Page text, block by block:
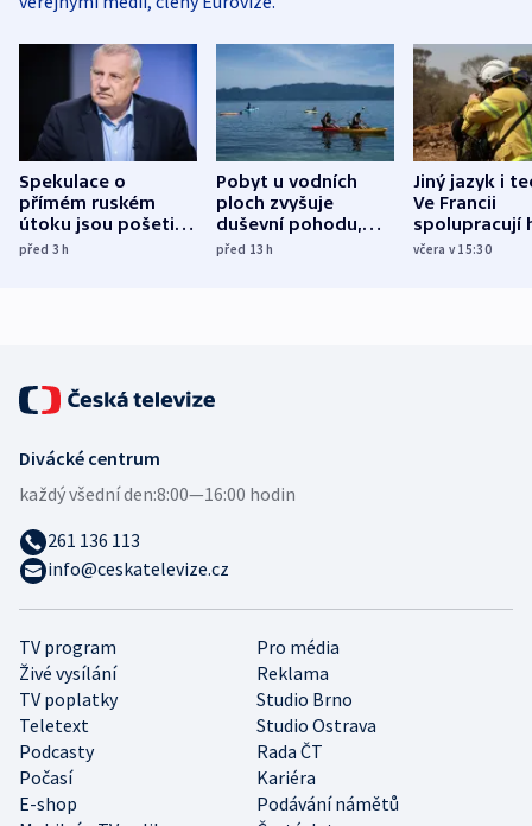
Spekulace o
přímém ruském
útoku jsou pošetilé,
míní estonský
před 3h
Pobyt u vodních
ploch zvyšuje
duševní pohodu,
ukázala
před 13h
Jiný jazyk i
Ve Francii
spolupracují
různých zemí
včera v 15:30
TV program
Pro média
Živé vysílání
Reklama
TV poplatky
Studio Brno
Teletext
Studio Ostrava
Podcasty
Rada ČT
Počasí
Kariéra
E-shop
Podávání námětů
Divácké centrum
každý všední den:8:00—16:00 hodin
261 136 113
info@ceskatelevize.cz